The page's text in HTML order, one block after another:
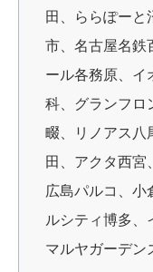
田、ららぽーと
市、名古屋名鉄
ール各務原、イ
科、グランフロ
畷、リノアス八
田、アクタ西宮
広島パルコ、小
ルシティ博多、
マルヤガーデン